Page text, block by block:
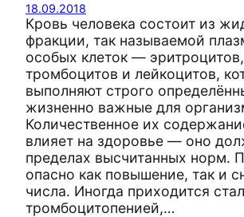
18.09.2018
Кровь человека состоит из
фракции, так называемой
особых клеток — эритроцитов,
тромбоцитов и лейкоцитов,
выполняют строго
жизненно важные для
Количественное их
влияет на здоровье — оно
пределах высчитанных норм.
опасно как повышение, так и
числа. Иногда приходится
тромбоцитопенией,…